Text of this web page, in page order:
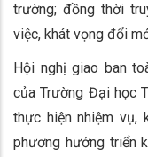
trường; đồng thời
việc, khát vọng đổi
Hội nghị giao ban
của Trường Đại học
thực hiện nhiệm vụ,
phương hướng triển